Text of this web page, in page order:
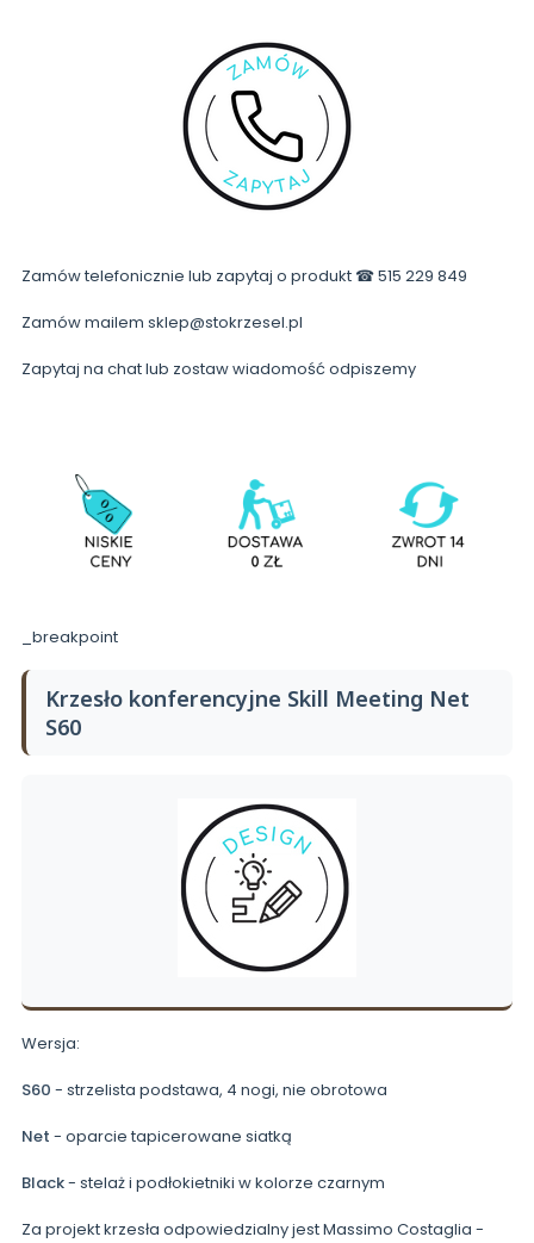
Zamów telefonicznie lub zapytaj o produkt ☎ 515 229 849
Zamów mailem sklep@stokrzesel.pl
Zapytaj na chat lub zostaw wiadomość odpiszemy
_breakpoint
Krzesło konferencyjne Skill Meeting Net
S60
Wersja:
S60 - strzelista podstawa, 4 nogi, nie obrotowa
Net - oparcie tapicerowane siatką
Black- stelaż i podłokietniki w kolorze czarnym
Za projekt krzesła odpowiedzialny jest Massimo Costaglia -